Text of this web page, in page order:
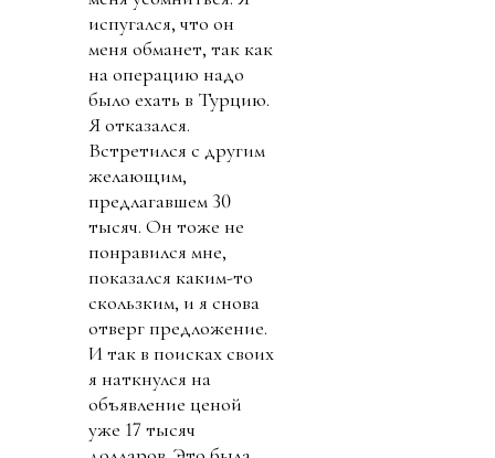
испугался, что он
меня обманет, так как
на операцию надо
было ехать в Турцию.
Я отказался.
Встретился с другим
желающим,
предлагавшем 30
тысяч. Он тоже не
понравился мне,
показался каким-то
скользким, и я снова
отверг предложение.
И так в поисках своих
я наткнулся на
объявление ценой
уже 17 тысяч